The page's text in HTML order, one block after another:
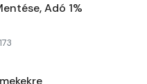
Adó 1%
173